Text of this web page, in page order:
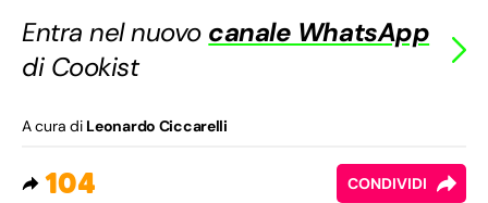
Entra nel nuovo canale WhatsApp
di Cookist
A cura di Leonardo Ciccarelli
104 CONDIVIDI